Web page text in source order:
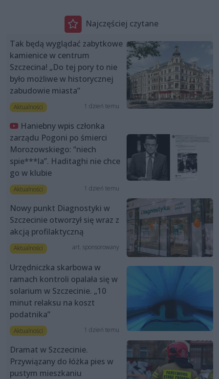
Najczęściej czytane
Tak będą wyglądać zabytkowe
kamienice w centrum
Szczecina! „Do tej pory to nie
było możliwe w historycznej
zabudowie miasta”
Aktualności 1 dzień temu
Haniebny wpis członka
zarządu Pogoni po śmierci
Morozowskiego: “niech
spie***la”. Haditaghi nie chce
go w klubie
Aktualności 1 dzień temu
Nowy punkt Diagnostyki w
Szczecinie otworzył się wraz z
akcją profilaktyczną
Aktualności art. sponsorowany
Urzędniczka skarbowa w
ramach kontroli opalała się w
solarium w Szczecinie. „10
minut relaksu na koszt
podatnika”
Aktualności 1 dzień temu
Dramat w Szczecinie.
Przywiązany do łóżka pies w
pustym mieszkaniu